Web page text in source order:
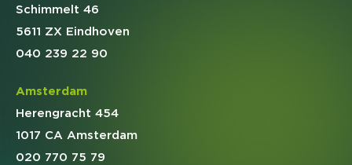
Schimmelt 46
5611 ZX Eindhoven
040 239 22 90
Amsterdam
Herengracht 454
1017 CA Amsterdam
020 770 75 79